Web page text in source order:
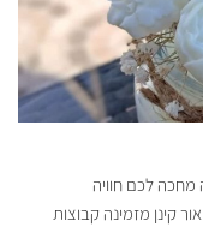
אנטיליה. בהמשך
גרר והמשך חזרה לכיוון בארי. סינגל
בינונית-קשה - התחלה בסינגל
אל הסינגל האדום,
לכם חוויה
קינן מזמינה קבוצות